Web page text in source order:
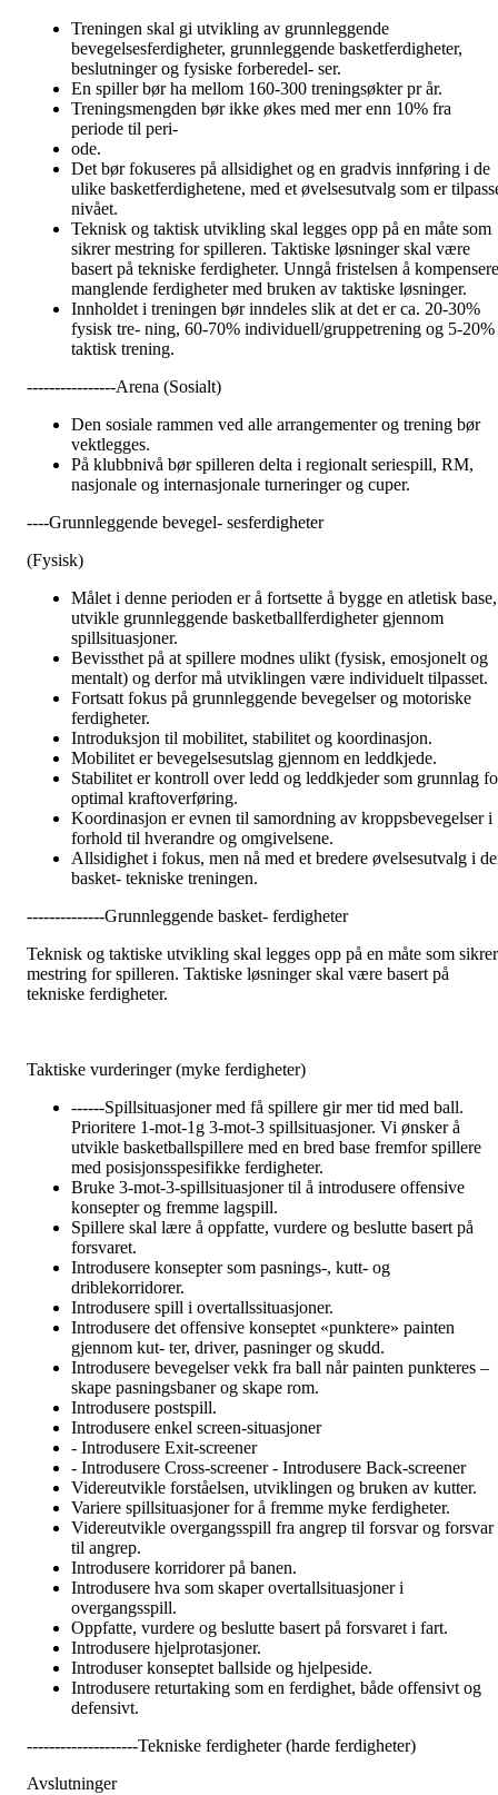
Treningen skal gi utvikling av grunnleggende
bevegelsesferdigheter, grunnleggende basketferdigheter,
beslutninger og fysiske forberedel- ser.
En spiller bør ha mellom 160-300 treningsøkter pr år.
Treningsmengden bør ikke økes med mer enn 10% fra
periode til peri-
ode.
Det bør fokuseres på allsidighet og en gradvis innføring i de
ulike basketferdighetene, med et øvelsesutvalg som er
nivået.
Teknisk og taktisk utvikling skal legges opp på en måte som
sikrer mestring for spilleren. Taktiske løsninger skal være
basert på tekniske ferdigheter. Unngå fristelsen å kompensere
manglende ferdigheter med bruken av taktiske løsninger.
Innholdet i treningen bør inndeles slik at det er ca. 20-30%
fysisk tre- ning, 60-70% individuell/gruppetrening og 5-20%
taktisk trening.
----------------Arena (Sosialt)
Den sosiale rammen ved alle arrangementer og trening bør
vektlegges.
På klubbnivå bør spilleren delta i regionalt seriespill, RM,
nasjonale og internasjonale turneringer og cuper.
----Grunnleggende bevegel- sesferdigheter
(Fysisk)
Målet i denne perioden er å fortsette å bygge en atletisk base,
utvikle grunnleggende basketballferdigheter gjennom
spillsituasjoner.
Bevissthet på at spillere modnes ulikt (fysisk, emosjonelt og
mentalt) og derfor må utviklingen være individuelt tilpasset.
Fortsatt fokus på grunnleggende bevegelser og motoriske
ferdigheter.
Introduksjon til mobilitet, stabilitet og koordinasjon.
Mobilitet er bevegelsesutslag gjennom en leddkjede.
Stabilitet er kontroll over ledd og leddkjeder som grunnlag
optimal kraftoverføring.
Koordinasjon er evnen til samordning av kroppsbevegelser i
forhold til hverandre og omgivelsene.
Allsidighet i fokus, men nå med et bredere øvelsesutvalg i
basket- tekniske treningen.
--------------Grunnleggende basket- ferdigheter
Teknisk og taktiske utvikling skal legges opp på en måte som sikrer
mestring for spilleren. Taktiske løsninger skal være basert på
tekniske ferdigheter.
Taktiske vurderinger (myke ferdigheter)
------Spillsituasjoner med få spillere gir mer tid med ball.
Prioritere 1-mot-1g 3-mot-3 spillsituasjoner. Vi ønsker å
utvikle basketballspillere med en bred base fremfor spillere
med posisjonsspesifikke ferdigheter.
Bruke 3-mot-3-spillsituasjoner til å introdusere offensive
konsepter og fremme lagspill.
Spillere skal lære å oppfatte, vurdere og beslutte basert på
forsvaret.
Introdusere konsepter som pasnings-, kutt- og
driblekorridorer.
Introdusere spill i overtallssituasjoner.
Introdusere det offensive konseptet «punktere» painten
gjennom kut- ter, driver, pasninger og skudd.
Introdusere bevegelser vekk fra ball når painten punkteres –
skape pasningsbaner og skape rom.
Introdusere postspill.
Introdusere enkel screen-situasjoner
- Introdusere Exit-screener
- Introdusere Cross-screener - Introdusere Back-screener
Videreutvikle forståelsen, utviklingen og bruken av kutter.
Variere spillsituasjoner for å fremme myke ferdigheter.
Videreutvikle overgangsspill fra angrep til forsvar og forsvar
til angrep.
Introdusere korridorer på banen.
Introdusere hva som skaper overtallsituasjoner i
overgangsspill.
Oppfatte, vurdere og beslutte basert på forsvaret i fart.
Introdusere hjelprotasjoner.
Introduser konseptet ballside og hjelpeside.
Introdusere returtaking som en ferdighet, både offensivt og
defensivt.
--------------------Tekniske ferdigheter (harde ferdigheter)
Avslutninger